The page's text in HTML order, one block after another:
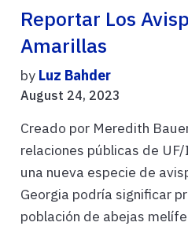
Reportar Los
Amarillas
by Luz Bahder
August 24, 2023
Creado por Meredith
relaciones públicas de
una nueva especie de
Georgia podría significar
población de abejas